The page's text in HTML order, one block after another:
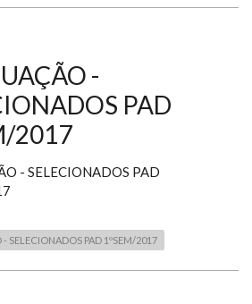
-
PAD
2017
- SELECIONADOS PAD
SELECIONADOS PAD 1ºSEM/2017